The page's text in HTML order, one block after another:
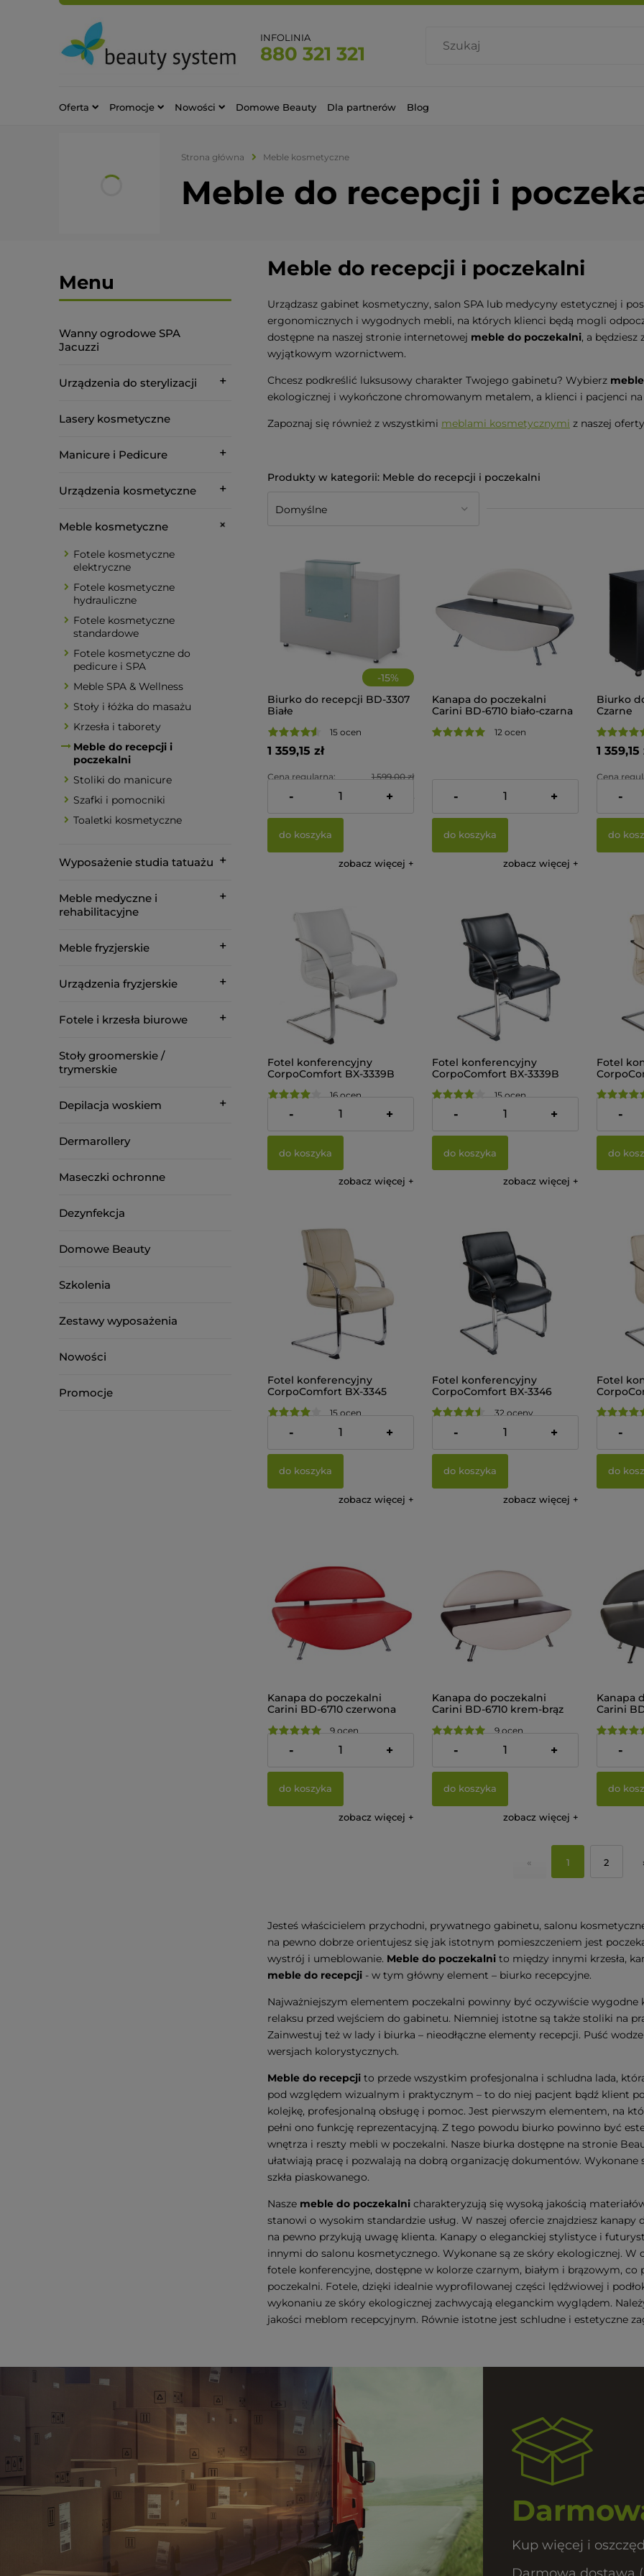
INFOLINIA
880 321 321
Oferta Promocje Nowości Domowe Beauty Dla partnerów Blog
Strona główna Meble kosmetyczne
Meble do recepcji i
Menu
Wanny ogrodowe SPA
Jacuzzi
Urządzenia do sterylizacji
Lasery kosmetyczne
Manicure i Pedicure
Urządzenia kosmetyczne
Meble kosmetyczne
Fotele kosmetyczne
elektryczne
Fotele kosmetyczne
hydrauliczne
Fotele kosmetyczne
standardowe
Fotele kosmetyczne do
pedicure i SPA
Meble SPA & Wellness
Stoły i łóżka do masażu
Krzesła i taborety
Meble do recepcji i
poczekalni
Stoliki do manicure
Szafki i pomocniki
Toaletki kosmetyczne
Wyposażenie studia tatuażu
Meble medyczne i
rehabilitacyjne
Meble fryzjerskie
Urządzenia fryzjerskie
Fotele i krzesła biurowe
Stoły groomerskie /
trymerskie
Depilacja woskiem
Dermarollery
Maseczki ochronne
Dezynfekcja
Domowe Beauty
Szkolenia
Zestawy wyposażenia
Nowości
Promocje
Meble do recepcji i poczekalni
Urządzasz gabinet kosmetyczny, salon SPA lub medycyny estetycznej i
ergonomicznych i wygodnych mebli, na których klienci będą mogli
dostępne na naszej stronie internetowej meble do poczekalni, a
wyjątkowym wzornictwem.
Chcesz podkreślić luksusowy charakter Twojego gabinetu? Wybierz
ekologicznej i wykończone chromowanym metalem, a klienci i pacjenci
Zapoznaj się również z wszystkimi meblami kosmetycznymi z naszej
Meble do recepcji i poczekalni
-15%
Biurko do recepcji BD-3307
Białe
15 ocen
1 359,15 zł
Cena regularna: 1 599,00 zł
Najniższa cena: 1 359,15 zł
- +
do koszyka
zobacz więcej
Kanapa do poczekalni
Carini BD-6710 biało-czarna
12 ocen
1 255,00 zł
- +
do koszyka
zobacz więcej
Biurko
Czarne
1 359,15
Cena
Najniższa
-
do
Fotel konferencyjny
CorpoComfort BX-3339B
16 ocen
495,00 zł
- +
do koszyka
zobacz więcej
Fotel konferencyjny
CorpoComfort BX-3339B
15 ocen
559,00 zł
- +
do koszyka
zobacz więcej
Fotel
495,00 zł
-
do
Fotel konferencyjny
CorpoComfort BX-3345
15 ocen
475,00 zł
- +
do koszyka
zobacz więcej
Fotel konferencyjny
CorpoComfort BX-3346
32 oceny
479,00 zł
- +
do koszyka
zobacz więcej
Fotel
479,00 zł
-
do
Kanapa do poczekalni
Carini BD-6710 czerwona
9 ocen
1 255,00 zł
- +
do koszyka
zobacz więcej
Kanapa do poczekalni
Carini BD-6710 krem-brąz
9 ocen
1 255,00 zł
- +
do koszyka
zobacz więcej
Kanapa
Carini
1 255,00
-
do
« 1 2
Jesteś właścicielem przychodni, prywatnego gabinetu, salonu
na pewno dobrze orientujesz się jak istotnym pomieszczeniem jest
wystrój i umeblowanie. Meble do poczekalni to między innymi krzesła,
meble do recepcji - w tym główny element – biurko recepcyjne.
Najważniejszym elementem poczekalni powinny być oczywiście wygodne
relaksu przed wejściem do gabinetu. Niemniej istotne są także stoliki na
Zainwestuj też w lady i biurka – nieodłączne elementy recepcji. Puść
wersjach kolorystycznych.
Meble do recepcji to przede wszystkim profesjonalna i schludna lada,
pod względem wizualnym i praktycznym – to do niej pacjent bądź klient
kolejkę, profesjonalną obsługę i pomoc. Jest pierwszym elementem, na
pełni ono funkcję reprezentacyjną. Z tego powodu biurko powinno być
wnętrza i reszty mebli w poczekalni. Nasze biurka dostępne na stronie
ułatwiają pracę i pozwalają na dobrą organizację dokumentów. Wykonane
szkła piaskowanego.
Nasze meble do poczekalni charakteryzują się wysoką jakością
stanowi o wysokim standardzie usług. W naszej ofercie znajdziesz
na pewno przykują uwagę klienta. Kanapy o eleganckiej stylistyce i
innymi do salonu kosmetycznego. Wykonane są ze skóry ekologicznej.
fotele konferencyjne, dostępne w kolorze czarnym, białym i brązowym,
poczekalni. Fotele, dzięki idealnie wyprofilowanej części lędźwiowej i
wykonaniu ze skóry ekologicznej zachwycają eleganckim wyglądem.
jakości meblom recepcyjnym. Równie istotne jest schludne i estetyczne
Kup więcej i